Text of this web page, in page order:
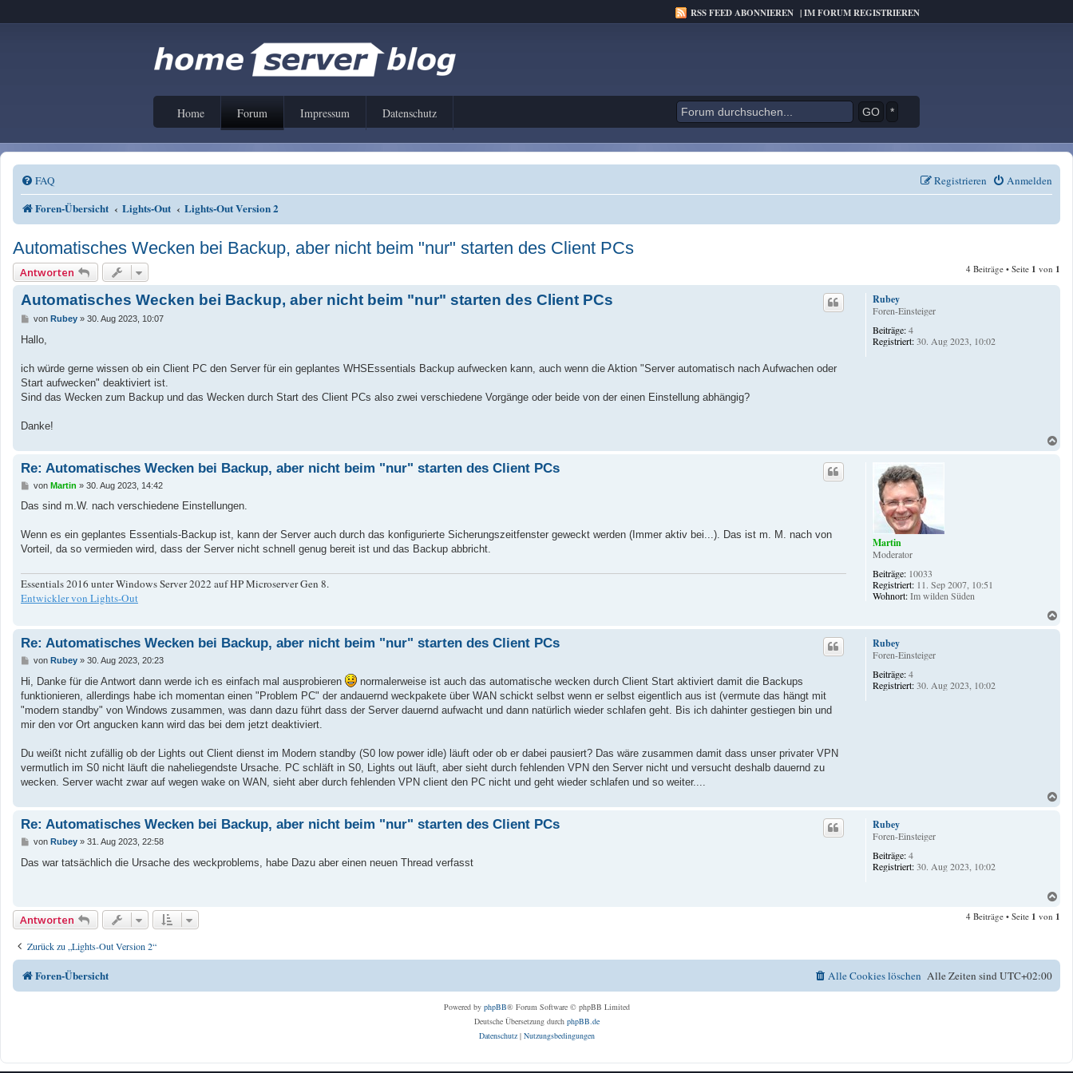
RSS FEED ABONNIEREN |IM FORUM REGISTRIEREN
Home Forum Impressum Datenschutz *
FAQ Anmelden
Registrieren
Foren-Übersicht Lights-Out Lights-Out Version 2
Automatisches Wecken bei Backup, aber nicht beim "nur" starten des Client PCs
Antworten 4 Beiträge • Seite 1 von 1
Rubey
Foren-Einsteiger
Beiträge:4
Registriert:30. Aug 2023, 10:02
Automatisches Wecken bei Backup, aber nicht beim "nur" starten des Client PCs
B
i
a
von Rubey» 30. Aug 2023, 10:07
Hallo,
ich würde gerne wissen ob ein Client PC den Server für ein geplantes WHSEssentials Backup aufwecken kann, auch wenn die Aktion "Server automatisch nach Aufwachen oder
Start aufwecken" deaktiviert ist.
Sind das Wecken zum Backup und das Wecken durch Start des Client PCs also zwei verschiedene Vorgänge oder beide von der einen Einstellung abhängig?
Danke!
Martin
Moderator
Beiträge: 10033
Registriert: 11. Sep 2007, 10:51
Wohnort:Im wilden Süden
Re: Automatisches Wecken bei Backup, aber nicht beim "nur" starten des Client PCs
B
i
a
von Martin » 30. Aug 2023, 14:42
Das sind m.W. nach verschiedene Einstellungen.
Wenn es ein geplantes Essentials-Backup ist, kann der Server auch durch das konfigurierte Sicherungszeitfenster geweckt werden (Immer aktiv bei...). Das ist m. M. nach von
Vorteil, da so vermieden wird, dass der Server nicht schnell genug bereit ist und das Backup abbricht.
Essentials 2016 unter Windows Server 2022 auf HP Microserver Gen 8.
Entwickler von Lights-Out
Rubey
Foren-Einsteiger
Beiträge:4
Registriert:30. Aug 2023, 10:02
Re: Automatisches Wecken bei Backup, aber nicht beim "nur" starten des Client PCs
B
t
r
a
g
von Rubey» 30. Aug 2023, 20:23
Hi, Danke für die Antwort dann werde ich es einfach mal ausprobieren
normalerweise ist auch das automatische wecken durch Client Start aktiviert damit die Backups
funktionieren, allerdings habe ich momentan einen "Problem PC" der andauernd weckpakete über WAN schickt selbst wenn er selbst eigentlich aus ist (vermute das hängt mit
"modern standby" von Windows zusammen, was dann dazu führt dass der Server dauernd aufwacht und dann natürlich wieder schlafen geht. Bis ich dahinter gestiegen bin und
mir den vor Ort angucken kann wird das bei dem jetzt deaktiviert.
Du weißt nicht zufällig ob der Lights out Client dienst im Modern standby (S0 low power idle) läuft oder ob er dabei pausiert? Das wäre zusammen damit dass unser privater VPN
vermutlich im S0 nicht läuft die naheliegendste Ursache. PC schläft in S0, Lights out läuft, aber sieht durch fehlenden VPN den Server nicht und versucht deshalb dauernd zu
wecken. Server wacht zwar auf wegen wake on WAN, sieht aber durch fehlenden VPN client den PC nicht und geht wieder schlafen und so weiter....
Rubey
Foren-Einsteiger
Beiträge:4
Registriert:30. Aug 2023, 10:02
Re: Automatisches Wecken bei Backup, aber nicht beim "nur" starten des Client PCs
B
i
von Rubey» 31. Aug 2023, 22:58
Das war tatsächlich die Ursache des weckproblems, habe Dazu aber einen neuen Thread verfasst
n
Antworten 4 Beiträge • Seite 1 von 1
Zurück zu „Lights-Out Version 2“
Foren-Übersicht Alle Zeiten sindUTC+02:00
Alle Cookies löschen
Powered by phpBB® Forum Software © phpBB Limited
Deutsche Übersetzung durch phpBB.de
Datenschutz| Nutzungsbedingungen